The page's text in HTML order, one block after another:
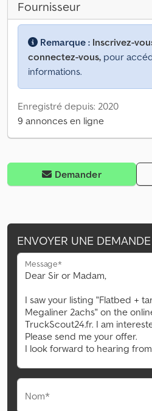
Fournisseur
Remarque : Inscrivez-
connectez-vous, pour
informations.
Enregistré depuis: 2020
9 annonces en ligne
Demander
ENVOYER UNE DEMANDE
Message*
Nom*